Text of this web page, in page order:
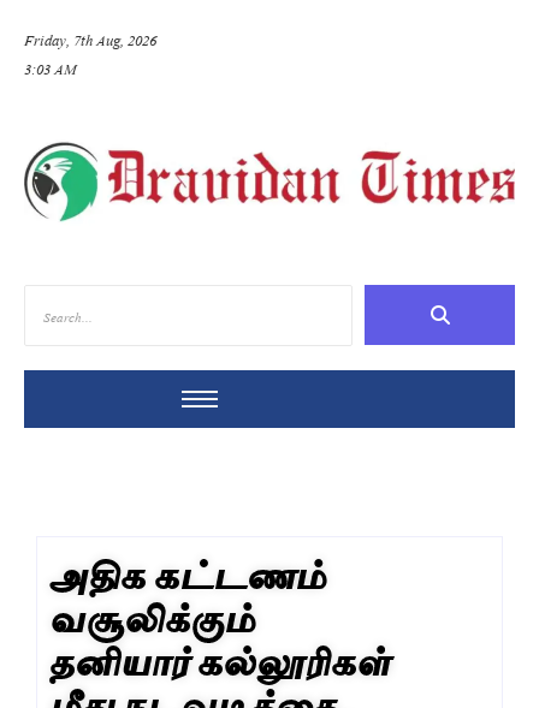
Friday, 7th Aug, 2026
3:03 AM
அதிக கட்டணம்
வசூலிக்கும்
தனியார் கல்லூரிகள்